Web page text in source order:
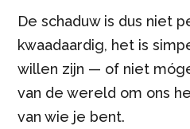
De schaduw is dus niet
kwaadaardig, het is
willen zijn — of niet
van de wereld om ons
van wie je bent.